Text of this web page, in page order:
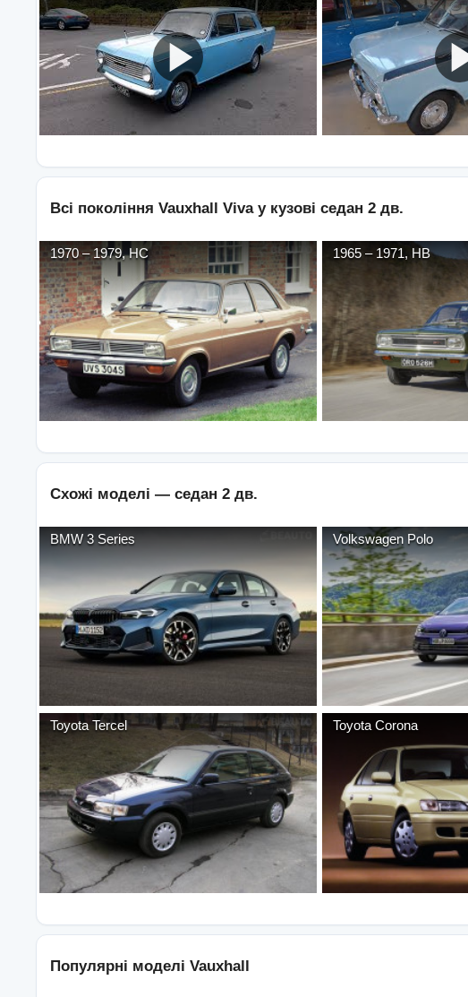
Всі покоління Vauxhall Viva у кузові седан 2 дв.
1970–1979,HC 1965– 1971, HB
Схожі моделі — седан 2 дв.
BMW 3 Series Volkswagen Polo
Toyota Tercel Toyota Corona
Популярні моделі Vauxhall